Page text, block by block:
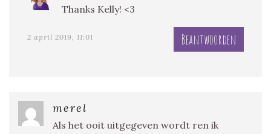
Thanks Kelly! <3
2 april 2019, 11:01 Beantwoorden
merel
Als het ooit uitgegeven wordt ren ik